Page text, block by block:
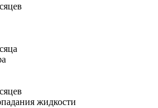
жидкости